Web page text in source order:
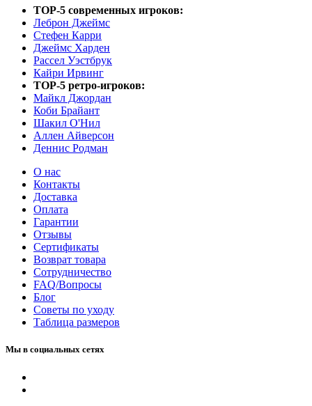
TOP-5 современных игроков:
Леброн Джеймс
Стефен Карри
Джеймс Харден
Рассел Уэстбрук
Кайри Ирвинг
TOP-5 ретро-игроков:
Майкл Джордан
Коби Брайант
Шакил О'Нил
Аллен Айверсон
Деннис Родман
О нас
Контакты
Доставка
Оплата
Гарантии
Отзывы
Сертификаты
Возврат товара
Сотрудничество
FAQ/Вопросы
Блог
Советы по уходу
Таблица размеров
Мы в социальных сетях